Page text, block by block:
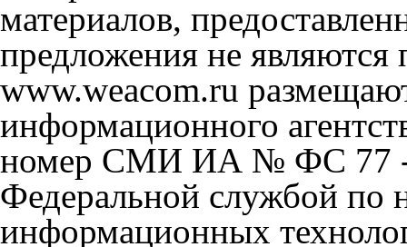
материалов,
предложения не
www.weacom.ru
информационного
номер СМИ ИА № ФС 77 -
Федеральной службой по
информационных